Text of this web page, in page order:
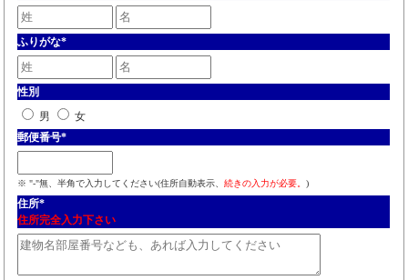
ふりがな*
性別
男
女
郵便番号*
※ "-"無、半角で入力してください(住所自動表示、 続きの入力が必要。 )
住所*
住所完全入力下さい